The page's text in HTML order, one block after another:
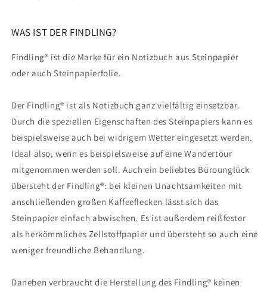
WAS IST DER FINDLING?
Findling® ist die Marke für ein Notizbuch aus Steinpapier
oder auch Steinpapierfolie.
Der Findling® ist als Notizbuch ganz vielfältig einsetzbar.
Durch die speziellen Eigenschaften des Steinpapiers kann es
beispielsweise auch bei widrigem Wetter eingesetzt werden.
Ideal also, wenn es beispielsweise auf eine Wandertour
mitgenommen werden soll. Auch ein beliebtes Bürounglück
übersteht der Findling®: bei kleinen Unachtsamkeiten mit
anschließenden großen Kaffeeflecken lässt sich das
Steinpapier einfach abwischen. Es ist außerdem reißfester
als herkömmliches Zellstoffpapier und übersteht so auch eine
weniger freundliche Behandlung.
Daneben verbraucht die Herstellung des Findling® keinen